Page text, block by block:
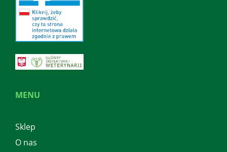
MENU
Sklep
O nas